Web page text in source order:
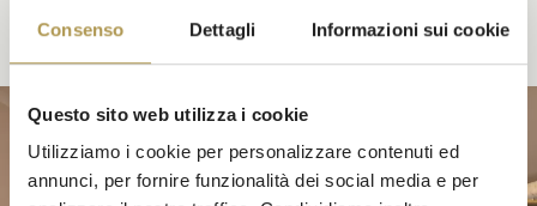
Consenso Dettagli Informazioni sui cookie
Questo sito web utilizza i cookie
Utilizziamo i cookie per personalizzare contenuti ed
annunci, per fornire funzionalità dei social media e per
I PUNTI DI FORZA DEL GRAND